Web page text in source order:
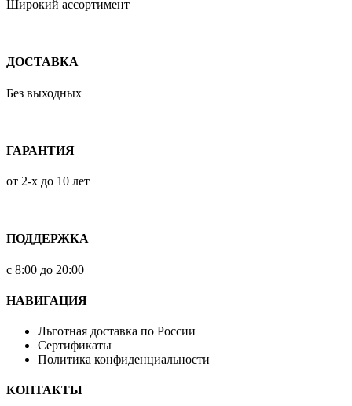
Широкий ассортимент
ДОСТАВКА
Без выходных
ГАРАНТИЯ
от 2-х до 10 лет
ПОДДЕРЖКА
с 8:00 до 20:00
НАВИГАЦИЯ
Льготная доставка по России
Сертификаты
Политика конфиденциальности
КОНТАКТЫ